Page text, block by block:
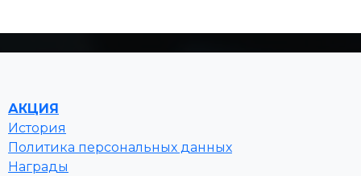
АКЦИЯ
История
Политика персональных данных
Награды